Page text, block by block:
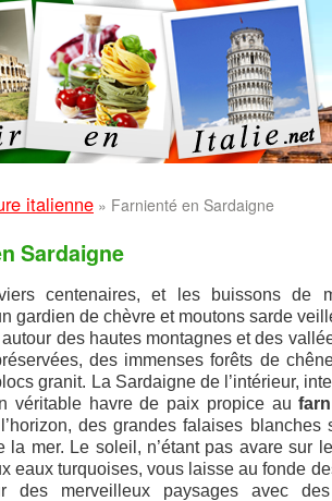
italienne » Farnienté en Sardaigne
Sardaigne
centenaires, et les buissons de
gardien de chèvre et moutons sarde
des hautes montagnes et des
des immenses forêts de
granit. La Sardaigne de l’intérieur,
véritable havre de paix propice au
des grandes falaises blanches
la mer. Le soleil, n’étant pas avare sur
eaux turquoises, vous laisse au fonde
merveilleux paysages avec